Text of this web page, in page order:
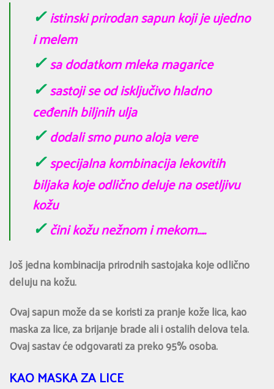
✓istinski prirodan sapun koji je ujedno
i melem
✓sa dodatkom mleka magarice
✓sastoji se od isključivo hladno
ceđenih biljnih ulja
✓dodali smo puno aloja vere
✓specijalna kombinacija lekovitih
biljaka koje odlično deluje na osetljivu
kožu
✓čini kožu nežnom i mekom…..
Još jedna kombinacija prirodnih sastojaka koje odlično
deluju na kožu.
Ovaj sapun može da se koristi za pranje kože lica, kao
maska za lice, za brijanje brade ali i ostalih delova tela.
Ovaj sastav će odgovarati za preko 95% osoba.
KAO MASKA ZA LICE